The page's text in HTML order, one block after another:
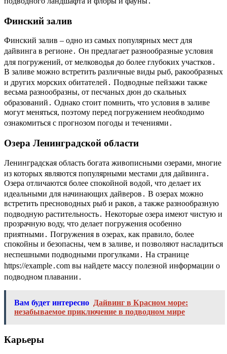
Финский залив
Финский залив – одно из самых популярных мест для
дайвинга в регионе․ Он предлагает разнообразные условия
для погружений, от мелководья до более глубоких участков․
В заливе можно встретить различные виды рыб, ракообразных
и других морских обитателей․ Подводные пейзажи также
весьма разнообразны, от песчаных дюн до скальных
образований․ Однако стоит помнить, что условия в заливе
могут меняться, поэтому перед погружением необходимо
ознакомиться с прогнозом погоды и течениями․
Озера Ленинградской области
Ленинградская область богата живописными озерами, многие
из которых являются популярными местами для дайвинга․
Озера отличаются более спокойной водой, что делает их
идеальными для начинающих дайверов․ В озерах можно
встретить пресноводных рыб и раков, а также разнообразную
подводную растительность․ Некоторые озера имеют чистую и
прозрачную воду, что делает погружения особенно
приятными․ Погружения в озерах, как правило, более
спокойны и безопасны, чем в заливе, и позволяют насладиться
неспешными подводными прогулками․ На странице
https://example․com вы найдете массу полезной информации о
подводном плавании․
Вам будет интересно Дайвинг в Красном море:
незабываемое приключение в подводном мире
Карьеры